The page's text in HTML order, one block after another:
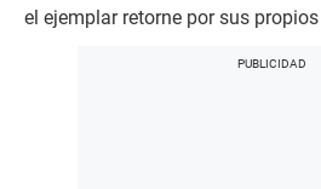
el ejemplar retorne por sus